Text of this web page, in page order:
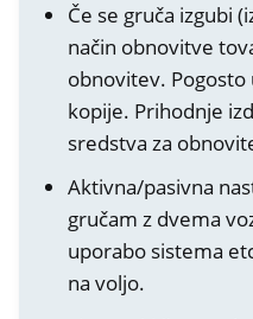
navigation of NetHSM
Če se gruča izgubi
način obnovitve
obnovitev.
kopije. Prihodnje
sredstva za
Aktivna/pasivna
gručam z dvema
uporabo sistema
na voljo.